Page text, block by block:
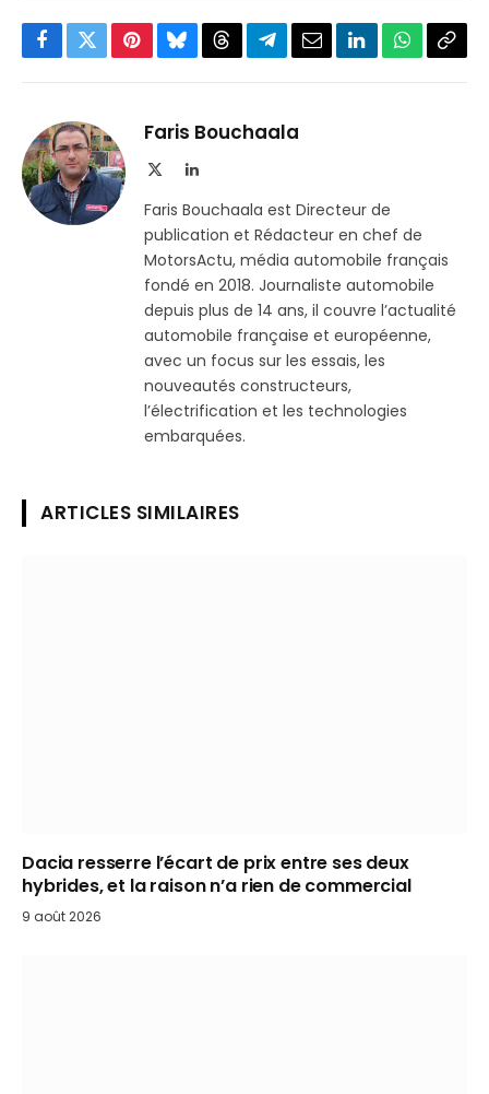
Facebook
TwitterPinterestBlueskyThreadsPartager
Telegram
EmailLinkedInWhatsApp
Faris Bouchaala
LinkedIn
Faris Bouchaala est Directeur de
publication et Rédacteur en chef de
MotorsActu, média automobile français
fondé en 2018. Journaliste automobile
depuis plus de 14 ans, il couvre l’actualité
automobile française et européenne,
avec un focus sur les essais, les
nouveautés constructeurs,
l’électrification et les technologies
embarquées.
ARTICLES SIMILAIRES
Dacia resserre l’écart de prix entre ses deux
hybrides, et la raison n’a rien de commercial
9 août 2026